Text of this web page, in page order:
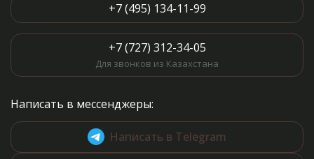
+7 (495) 134-11-99
+7 (727) 312-34-05
Для звонков из Казахстана
Написать в мессенджеры:
Написать в Telegram